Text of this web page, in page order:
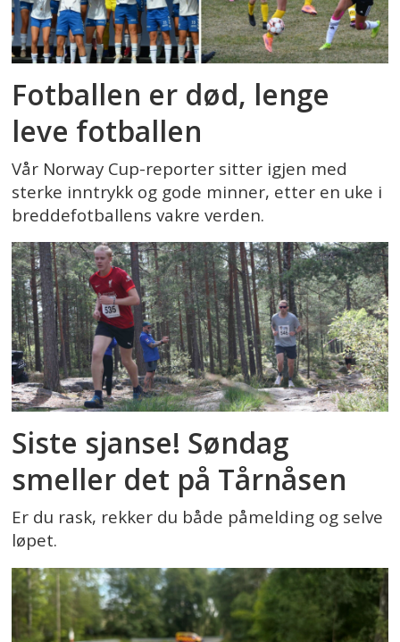
Fotballen er død, lenge
leve fotballen
Vår Norway Cup-reporter sitter igjen med
sterke inntrykk og gode minner, etter en uke i
breddefotballens vakre verden.
Siste sjanse! Søndag
smeller det på Tårnåsen
Er du rask, rekker du både påmelding og selve
løpet.